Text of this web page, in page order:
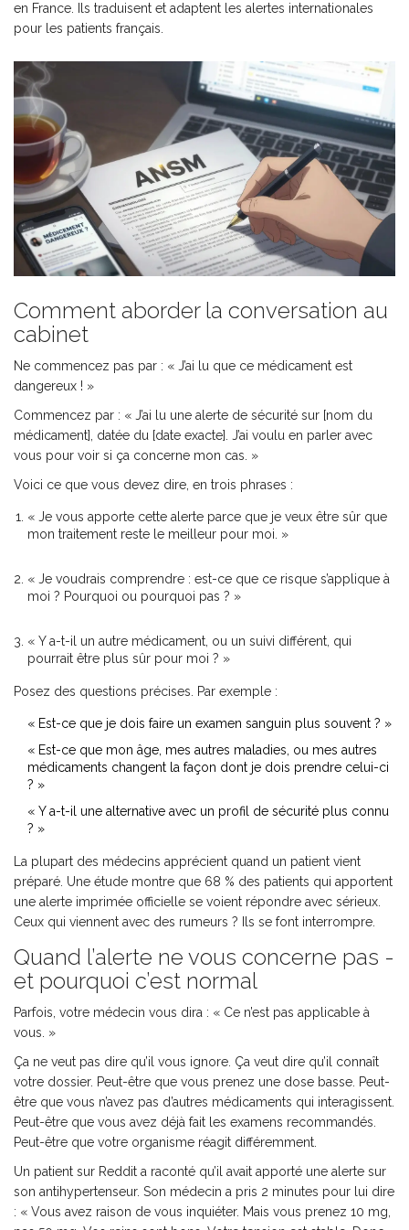
en France. Ils traduisent et adaptent les alertes internationales
pour les patients français.
Comment aborder la conversation au
cabinet
Ne commencez pas par : « J’ai lu que ce médicament est
dangereux ! »
Commencez par : « J’ai lu une alerte de sécurité sur [nom du
médicament], datée du [date exacte]. J’ai voulu en parler avec
vous pour voir si ça concerne mon cas. »
Voici ce que vous devez dire, en trois phrases :
« Je vous apporte cette alerte parce que je veux être sûr que
mon traitement reste le meilleur pour moi. »
« Je voudrais comprendre : est-ce que ce risque s’applique à
moi ? Pourquoi ou pourquoi pas ? »
« Y a-t-il un autre médicament, ou un suivi différent, qui
pourrait être plus sûr pour moi ? »
Posez des questions précises. Par exemple :
« Est-ce que je dois faire un examen sanguin plus souvent ? »
« Est-ce que mon âge, mes autres maladies, ou mes autres
médicaments changent la façon dont je dois prendre celui-ci
? »
« Y a-t-il une alternative avec un profil de sécurité plus connu
? »
La plupart des médecins apprécient quand un patient vient
préparé. Une étude montre que 68 % des patients qui apportent
une alerte imprimée officielle se voient répondre avec sérieux.
Ceux qui viennent avec des rumeurs ? Ils se font interrompre.
Quand l’alerte ne vous concerne pas -
et pourquoi c’est normal
Parfois, votre médecin vous dira : « Ce n’est pas applicable à
vous. »
Ça ne veut pas dire qu’il vous ignore. Ça veut dire qu’il connaît
votre dossier. Peut-être que vous prenez une dose basse. Peut-
être que vous n’avez pas d’autres médicaments qui interagissent.
Peut-être que vous avez déjà fait les examens recommandés.
Peut-être que votre organisme réagit différemment.
Un patient sur Reddit a raconté qu’il avait apporté une alerte sur
son antihypertenseur. Son médecin a pris 2 minutes pour lui dire
: « Vous avez raison de vous inquiéter. Mais vous prenez 10 mg,